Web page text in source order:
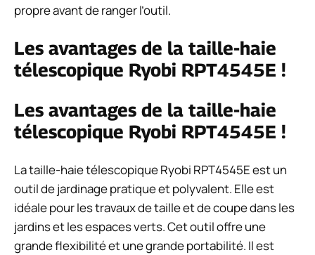
propre avant de ranger l’outil.
Les avantages de la taille-haie
télescopique Ryobi RPT4545E !
Les avantages de la taille-haie
télescopique Ryobi RPT4545E !
La taille-haie télescopique Ryobi RPT4545E est un
outil de jardinage pratique et polyvalent. Elle est
idéale pour les travaux de taille et de coupe dans les
jardins et les espaces verts. Cet outil offre une
grande flexibilité et une grande portabilité. Il est